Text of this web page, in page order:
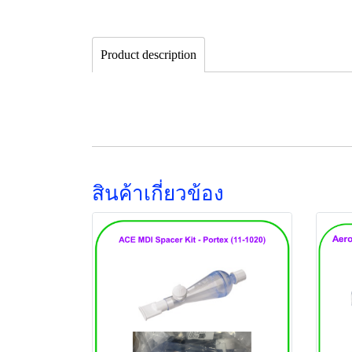
Product description
สินค้าเกี่ยวข้อง